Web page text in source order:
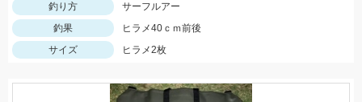
釣り方
サーフルアー
釣果
ヒラメ40ｃｍ前後
サイズ
ヒラメ2枚